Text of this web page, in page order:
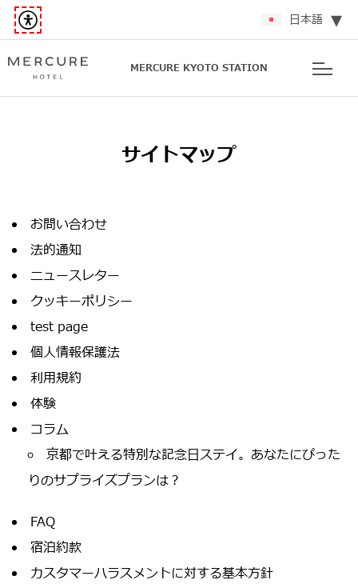
日本語
MERCURE KYOTO STATION
サイトマップ
お問い合わせ
法的通知
ニュースレター
クッキーポリシー
test page
個人情報保護法
利用規約
体験
コラム
京都で叶える特別な記念日ステイ。あなたにぴった
りのサプライズプランは？
FAQ
宿泊約款
カスタマーハラスメントに対する基本方針